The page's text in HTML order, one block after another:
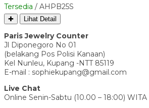
Tersedia / AHPB25S
✚ Lihat Detail
Paris Jewelry Counter
Jl Diponegoro No 01
(belakang Pos Polisi Kanaan)
Kel Nunleu, Kupang -NTT 85119
E-mail : sophiekupang@gmail.com
Live Chat
Online Senin-Sabtu (10.00 – 18:00) WITA